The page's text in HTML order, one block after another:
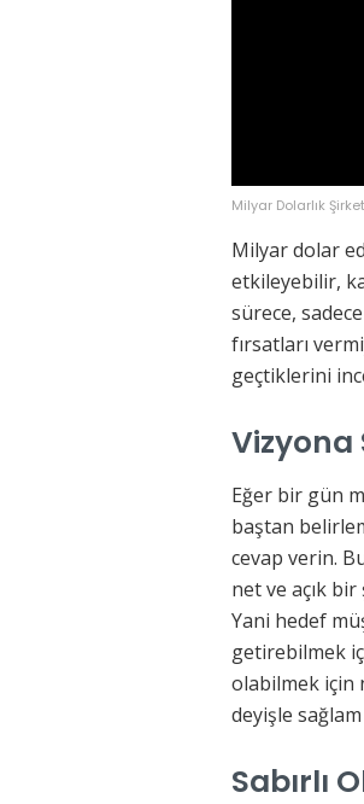
Milyar Dolarlık
Milyar dolar
etkileyebilir,
sürece,
fırsatları
geçtiklerini
Vizyona
Eğer bir gün
baştan
cevap verin.
net ve açık
Yani hedef
getirebilmek
olabilmek için
deyişle
Sabırlı